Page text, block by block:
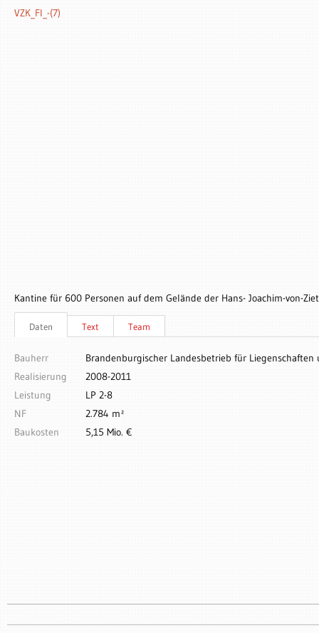
VZK_FI_-(7)
Kantine für 600 Personen auf dem Gelände der Hans- Joachim-von-
Daten Text Team
Bauherr
Brandenburgischer Landesbetrieb für Liegenschaften
Realisierung
2008-2011
Leistung
LP 2-8
NF
2.784 m²
Baukosten
5,15 Mio. €